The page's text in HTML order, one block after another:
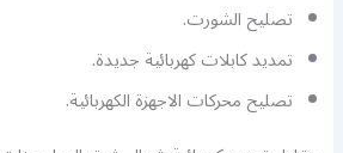
تصليح الشورت.
تمديد كابلات كهربائية جديدة.
تصليح محركات الاجهزة الكهربائية.